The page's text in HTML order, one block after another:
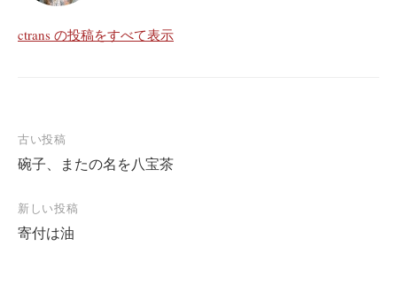
ctrans の投稿をすべて表示
投
稿
ナ
ビ
ゲ
古い投稿
碗子、またの名を八宝茶
新しい投稿
寄付は油